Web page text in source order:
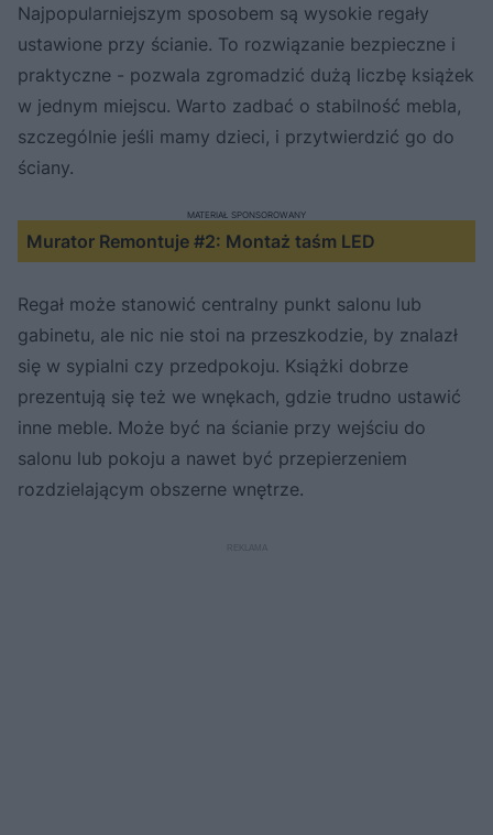
Najpopularniejszym sposobem są wysokie regały
ustawione przy ścianie. To rozwiązanie bezpieczne i
praktyczne - pozwala zgromadzić dużą liczbę książek
w jednym miejscu. Warto zadbać o stabilność mebla,
szczególnie jeśli mamy dzieci, i przytwierdzić go do
ściany.
Murator Remontuje #2: Montaż taśm LED
MATERIAŁ SPONSOROWANY
Regał może stanowić centralny punkt salonu lub
gabinetu, ale nic nie stoi na przeszkodzie, by znalazł
się w sypialni czy przedpokoju. Książki dobrze
prezentują się też we wnękach, gdzie trudno ustawić
inne meble. Może być na ścianie przy wejściu do
salonu lub pokoju a nawet być przepierzeniem
rozdzielającym obszerne wnętrze.